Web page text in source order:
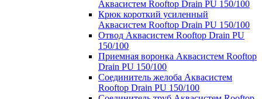
Аквасистем Rooftop Drain PU 150/100
Крюк короткий усиленный
Аквасистем Rooftop Drain PU 150/100
Отвод Аквасистем Rooftop Drain PU
150/100
Приемная воронка Аквасистем Rooftop
Drain PU 150/100
Соединитель желоба Аквасистем
Rooftop Drain PU 150/100